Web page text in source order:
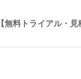
【無料トライアル・見